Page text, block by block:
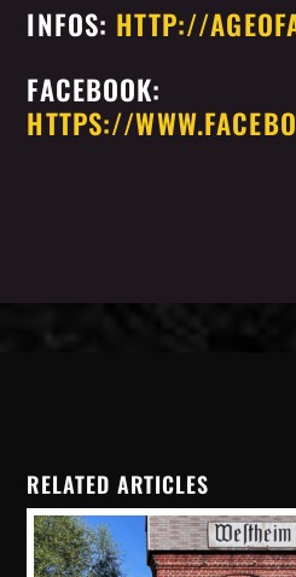
INFOS: HTTP://
FACEBOOK:
HTTPS://
RELATED ARTICLES